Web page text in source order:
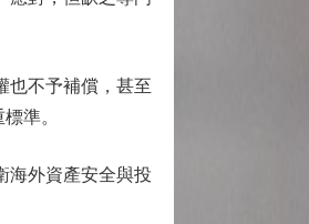
不予補償，甚至
準。
外資產安全與投